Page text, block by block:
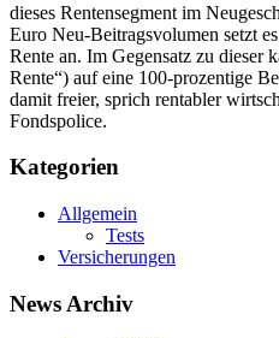
dieses Rentensegment im
Euro Neu-Beitragsvolumen setzt
Rente an. Im Gegensatz zu dieser
Rente“) auf eine 100-prozentige
damit freier, sprich rentabler
Fondspolice.
Kategorien
Allgemein
Tests
Versicherungen
News Archiv